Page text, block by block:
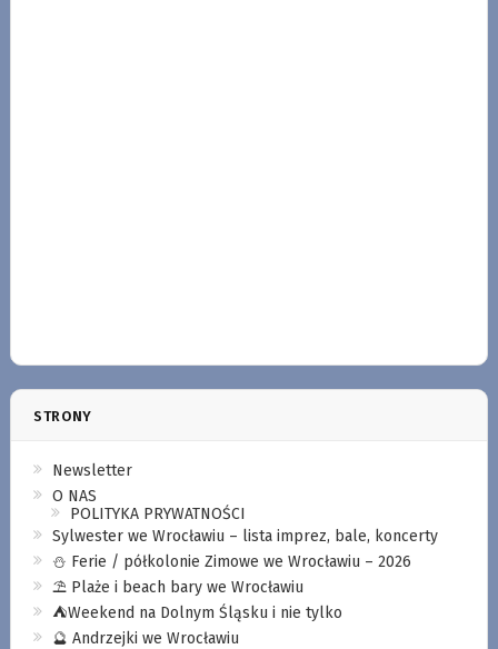
STRONY
Newsletter
O NAS
POLITYKA PRYWATNOŚCI
Sylwester we Wrocławiu – lista imprez, bale, koncerty
⛄️ Ferie / półkolonie Zimowe we Wrocławiu – 2026
⛱️ Plaże i beach bary we Wrocławiu
⛺️Weekend na Dolnym Śląsku i nie tylko
🔮 Andrzejki we Wrocławiu